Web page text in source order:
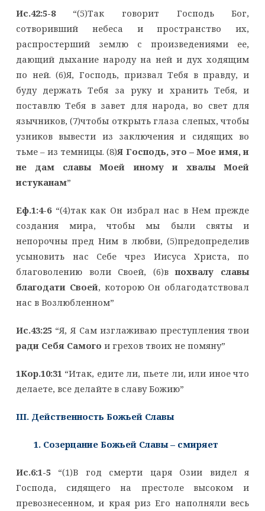
Ис.42:5-8“(5)Так говорит Господь Бог,
сотворивший небеса и пространство их,
распростерший землю с произведениями ее,
дающий дыхание народу на ней и дух ходящим
по ней. (6)Я, Господь, призвал Тебя в правду, и
буду держать Тебя за руку и хранить Тебя, и
поставлю Тебя в завет для народа, во свет для
язычников, (7)чтобы открыть глаза слепых, чтобы
узников вывести из заключения и сидящих во
тьме – из темницы. (8)Я Господь, это – Мое имя, и
не дам славы Моей иному и хвалы Моей
истуканам”
Еф.1:4-6“(4)так как Он избрал нас в Нем прежде
создания мира, чтобы мы были святы и
непорочны пред Ним в любви, (5)предопределив
усыновить нас Себе чрез Иисуса Христа, по
благоволению воли Своей, (6)впохвалу славы
благодати Своей, которою Он облагодатствовал
нас в Возлюбленном”
Ис.43:25“Я, Я Сам изглаживаю преступления твои
ради Себя Самого и грехов твоих не помяну”
1Кор.10:31 “Итак, едите ли, пьете ли, или иное что
делаете, все делайте в славу Божию”
III. Действенность Божьей Славы
1. Созерцание Божьей Славы – смиряет
Ис.6:1-5“(1)В год смерти царя Озии видел я
Господа, сидящего на престоле высоком и
превознесенном, и края риз Его наполняли весь